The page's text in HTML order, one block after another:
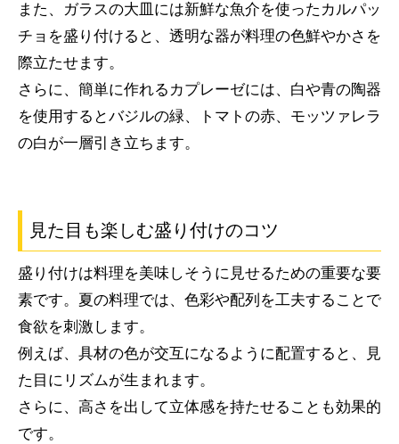
また、ガラスの大皿には新鮮な魚介を使ったカルパッ
チョを盛り付けると、透明な器が料理の色鮮やかさを
際立たせます。
さらに、簡単に作れるカプレーゼには、白や青の陶器
を使用するとバジルの緑、トマトの赤、モッツァレラ
の白が一層引き立ちます。
見た目も楽しむ盛り付けのコツ
盛り付けは料理を美味しそうに見せるための重要な要
素です。夏の料理では、色彩や配列を工夫することで
食欲を刺激します。
例えば、具材の色が交互になるように配置すると、見
た目にリズムが生まれます。
さらに、高さを出して立体感を持たせることも効果的
です。